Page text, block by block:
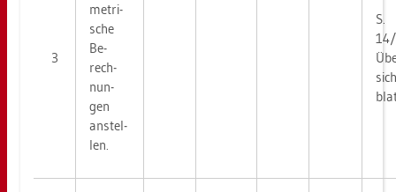
3
me­tri­
sche
Be­
rech­
nun­
gen
an­stel­
len.
S.